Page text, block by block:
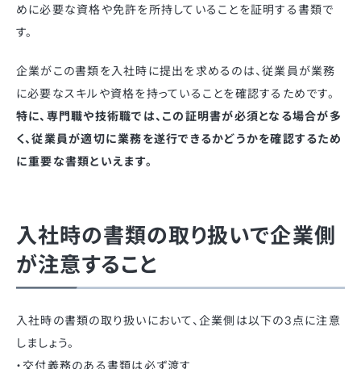
めに必要な資格や免許を所持していることを証明する書類で
す。
企業がこの書類を入社時に提出を求めるのは、従業員が業務
に必要なスキルや資格を持っていることを確認するためです。
特に、専門職や技術職では、この証明書が必須となる場合が多
く、従業員が適切に業務を遂行できるかどうかを確認するため
に重要な書類といえます。
入社時の書類の取り扱いで企業側
が注意すること
入社時の書類の取り扱いにおいて、企業側は以下の3点に注意
しましょう。
・交付義務のある書類は必ず渡す